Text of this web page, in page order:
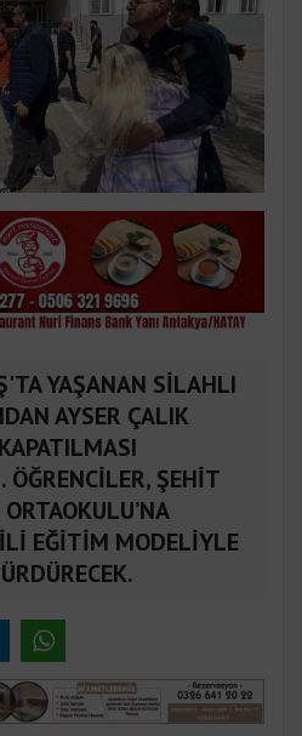
YAŞANAN SİLAHLI
AYSER ÇALIK
ŞEHİT
EĞİTİM MODELİYLE